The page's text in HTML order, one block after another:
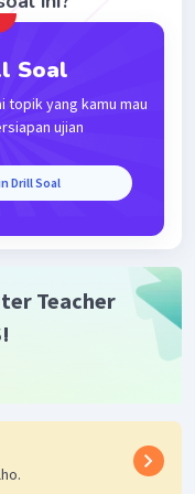
menyinggung
titik pusat
menggunakan
Soal
topik yang kamu mau
ujian
Drill Soal
Teacher